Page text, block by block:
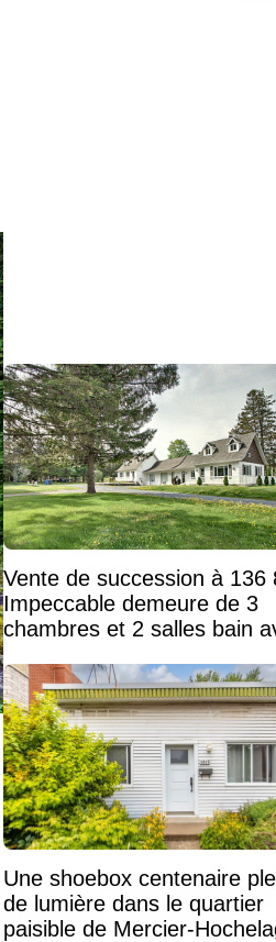
Vente de succession à 136
Impeccable demeure de 3
chambres et 2 salles bain
Une shoebox centenaire
de lumière dans le quartier
paisible de Mercier-